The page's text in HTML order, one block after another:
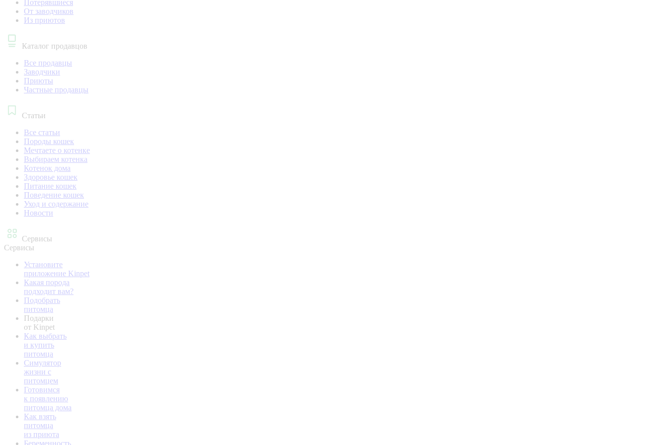
Потерявшиеся
От заводчиков
Из приютов
Каталог продавцов
Все продавцы
Заводчики
Приюты
Частные продавцы
Статьи
Все статьи
Породы кошек
Мечтаете о котенке
Выбираем котенка
Котенок дома
Здоровье кошек
Питание кошек
Поведение кошек
Уход и содержание
Новости
Сервисы
Сервисы
Установите
приложение Kinpet
Какая порода
подходит вам?
Подобрать
питомца
Подарки
от Kinpet
Как выбрать
и купить
питомца
Симулятор
жизни с
питомцем
Готовимся
к появлению
питомца дома
Как взять
питомца
из приюта
Беременность